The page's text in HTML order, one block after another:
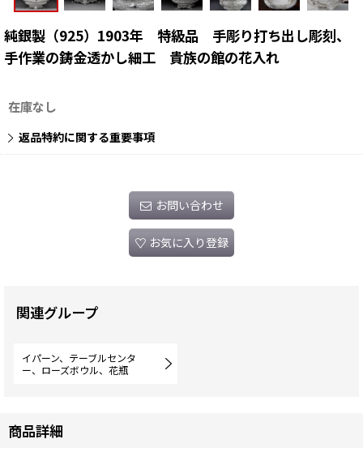
純銀製（925）1903年 特級品 手彫り打ち出し彫刻、
手作業の鋳金透かし細工 貴族の館の花入れ
在庫なし
返品特約に関する重要事項
お問い合わせ
お気に入り登録
関連グループ
イパーン、テーブルセンタ
ー、ローズボウル、花瓶
商品詳細